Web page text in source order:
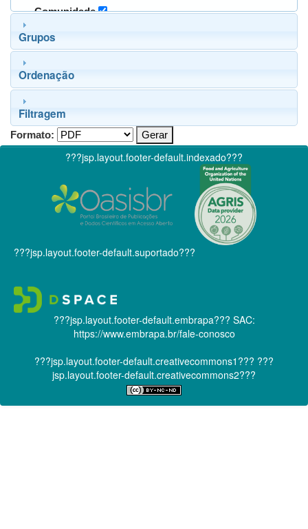
Comunidade
Grupos
Ordenação
Filtragem
Formato:
???jsp.layout.footer-default.indexado???
???jsp.layout.footer-default.suportado???
???jsp.layout.footer-default.embrapa??? SAC:
https://www.embrapa.br/fale-conosco
???jsp.layout.footer-default.creativecommons1??? ???
jsp.layout.footer-default.creativecommons2???